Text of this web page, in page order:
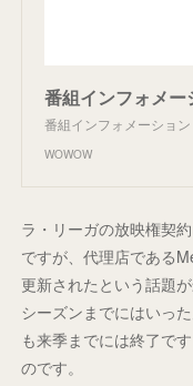
番組インフォメー
番組インフォメーション
WOWOW
ラ・リーガの放映権契
ですが、代理店である
更新されたという話題
シーズンまでにはいっ
も来季までには終了で
のです。